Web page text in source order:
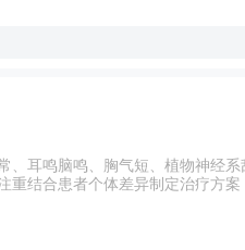
耳鸣脑鸣、胸气短、植物神经
结合患者个体差异制定治疗方案